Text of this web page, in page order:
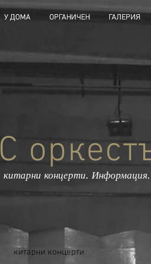
У ДОМА ОРГАНИЧЕН ГАЛЕРИЯ
У ДОМА ОРГАНИЧЕН ГАЛЕРИЯ
С
китарни концерти. Информация.
китарни концерти